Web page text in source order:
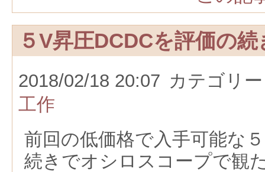
５V昇圧DCDCを評価の続
2018/02/18 20:07 カテゴリ
工作
前回の低価格で入手可能な
続きでオシロスコープで観